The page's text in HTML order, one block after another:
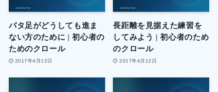
バタ足がどうしても進ま
ない方のために | 初心者の
ためのクロール
2017年4月12日
長距離を見据えた練習を
してみよう | 初心者のため
のクロール
2017年4月12日